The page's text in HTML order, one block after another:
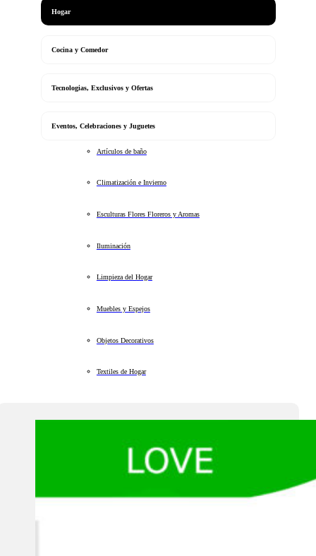
Hogar
Cocina y Comedor
Tecnologias, Exclusivos y Ofertas
Eventos, Celebraciones y Juguetes
Artículos de baño
Climatización e Invierno
Esculturas Flores Floreros y Aromas
Iluminación
Limpieza del Hogar
Muebles y Espejos
Objetos Decorativos
Textiles de Hogar